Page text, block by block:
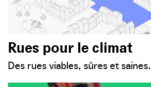
Rues pour le climat
Des rues viables, sûres et saines.